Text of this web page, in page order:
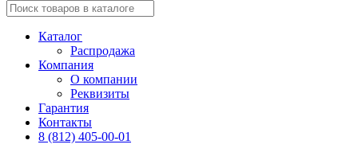
Каталог
Распродажа
Компания
О компании
Реквизиты
Гарантия
Контакты
8 (812) 405-00-01